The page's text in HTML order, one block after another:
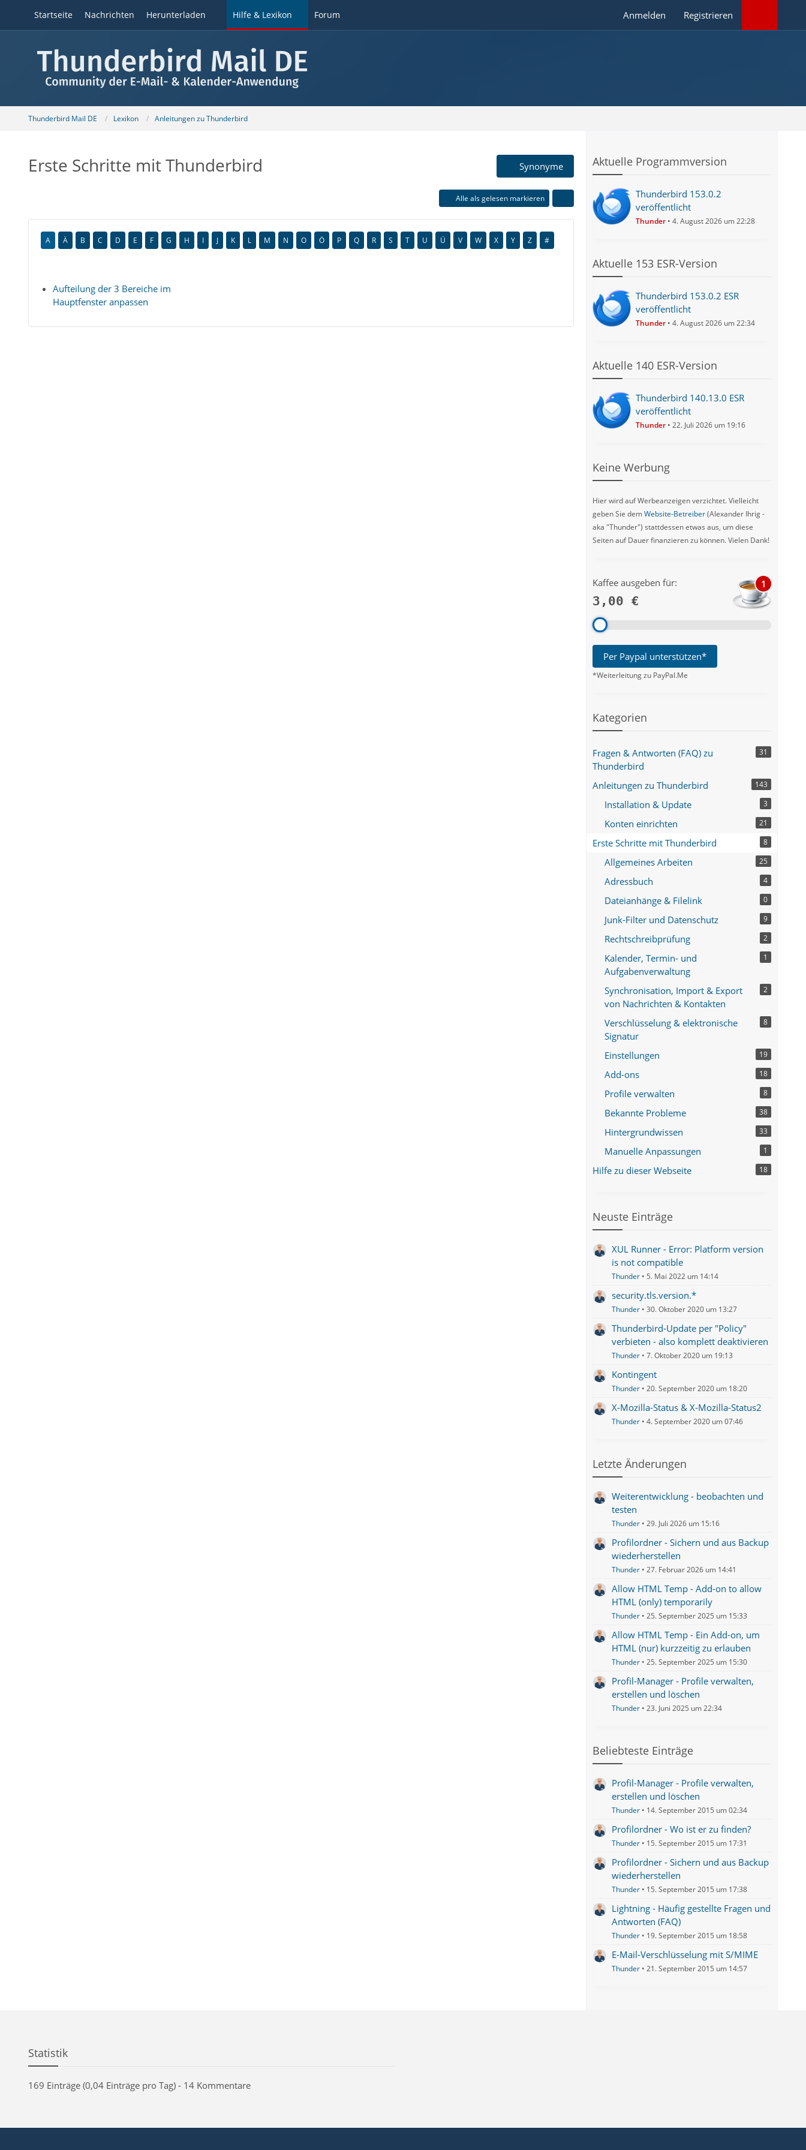
Startseite Nachrichten Herunterladen Hilfe & Lexikon Forum Anmelden Registrieren
Thunderbird Mail DE Lexikon Anleitungen zu Thunderbird
Erste Schritte mit Thunderbird Synonyme
Alle als gelesen markieren
A Ä B C D E F G H I J K L M N O Ö P Q R S T U Ü V W X Y Z #
Aufteilung der 3 Bereiche im
Hauptfenster anpassen
Aktuelle Programmversion
Thunderbird 153.0.2
veröffentlicht
Thunder 4. August 2026 um 22:28
Aktuelle 153 ESR-Version
Thunderbird 153.0.2 ESR
veröffentlicht
Thunder 4. August 2026 um 22:34
Aktuelle 140 ESR-Version
Thunderbird 140.13.0 ESR
veröffentlicht
Thunder 22. Juli 2026 um 19:16
Keine Werbung
Hier wird auf Werbeanzeigen verzichtet. Vielleicht
geben Sie demWebsite-Betreiber(Alexander Ihrig -
aka "Thunder") stattdessen etwas aus, um diese
Seiten auf Dauer finanzieren zu können. Vielen Dank!
Kaffee ausgeben für:
3,00 €
1
Per Paypal unterstützen*
*Weiterleitung zu PayPal.Me
Kategorien
Fragen & Antworten (FAQ) zu
Thunderbird
31
Anleitungen zu Thunderbird 143
Installation & Update 3
Konten einrichten 21
Erste Schritte mit Thunderbird 8
Allgemeines Arbeiten 25
Adressbuch 4
Dateianhänge & Filelink 0
Junk-Filter und Datenschutz 9
Rechtschreibprüfung 2
Kalender, Termin- und
Aufgabenverwaltung
1
Synchronisation, Import & Export
von Nachrichten & Kontakten
2
Verschlüsselung & elektronische
Signatur
8
Einstellungen 19
Add-ons 18
Profile verwalten 8
Bekannte Probleme 38
Hintergrundwissen 33
Manuelle Anpassungen 1
Hilfe zu dieser Webseite 18
Neuste Einträge
XUL Runner - Error: Platform version
is not compatible
Thunder 5. Mai 2022 um 14:14
security.tls.version.*
Thunder 30. Oktober 2020 um 13:27
Thunderbird-Update per "Policy"
verbieten - also komplett deaktivieren
Thunder 7. Oktober 2020 um 19:13
Kontingent
Thunder 20. September 2020 um 18:20
X-Mozilla-Status & X-Mozilla-Status2
Thunder 4. September 2020 um 07:46
Letzte Änderungen
Weiterentwicklung - beobachten und
testen
Thunder 29. Juli 2026 um 15:16
Profilordner - Sichern und aus Backup
wiederherstellen
Thunder 27. Februar 2026 um 14:41
Allow HTML Temp - Add-on to allow
HTML (only) temporarily
Thunder 25. September 2025 um 15:33
Allow HTML Temp - Ein Add-on, um
HTML (nur) kurzzeitig zu erlauben
Thunder 25. September 2025 um 15:30
Profil-Manager - Profile verwalten,
erstellen und löschen
Thunder 23. Juni 2025 um 22:34
Beliebteste Einträge
Profil-Manager - Profile verwalten,
erstellen und löschen
Thunder 14. September 2015 um 02:34
Profilordner - Wo ist er zu finden?
Thunder 15. September 2015 um 17:31
Profilordner - Sichern und aus Backup
wiederherstellen
Thunder 15. September 2015 um 17:38
Lightning - Häufig gestellte Fragen und
Antworten (FAQ)
Thunder 19. September 2015 um 18:58
E-Mail-Verschlüsselung mit S/MIME
Thunder 21. September 2015 um 14:57
Statistik
169 Einträge (0,04 Einträge pro Tag) - 14 Kommentare